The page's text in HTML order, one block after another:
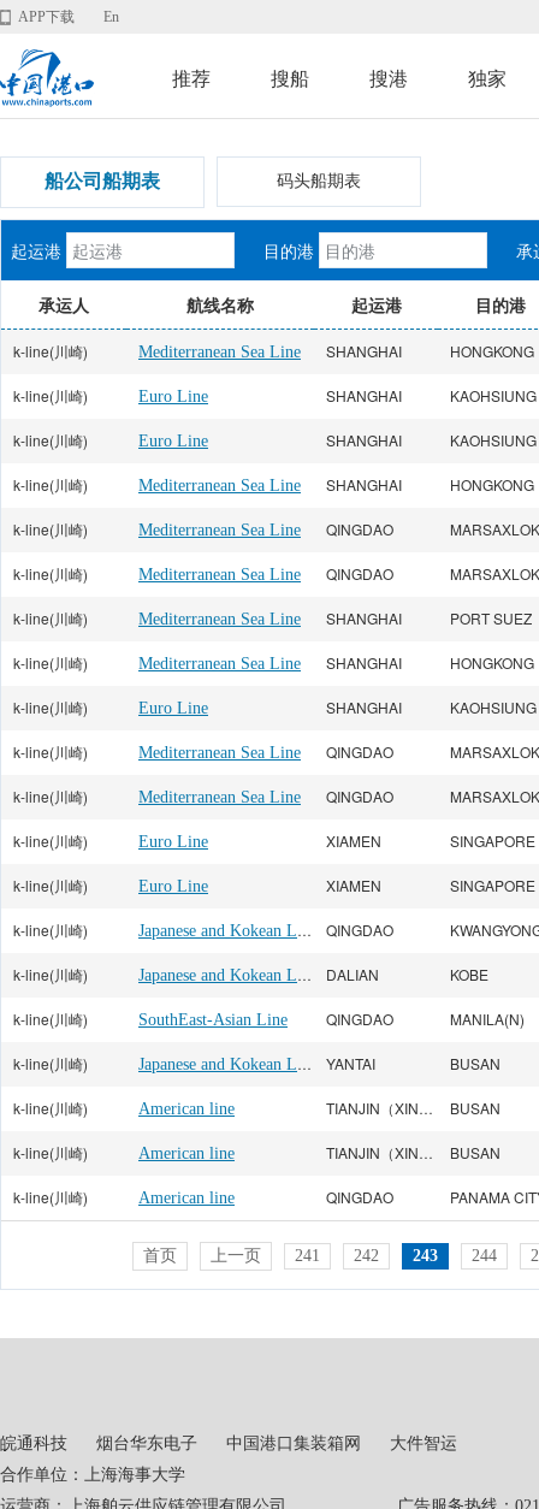
APP下载 En
推荐 搜船 搜港 独家
船公司船期表 码头船期表
起运港 目的港 承
承运人 航线名称 起运港 目的港
k-line(川崎) Mediterranean Sea Line SHANGHAI HONGKONG
k-line(川崎) Euro Line SHANGHAI KAOHSIUNG
k-line(川崎) Euro Line SHANGHAI KAOHSIUNG
k-line(川崎) Mediterranean Sea Line SHANGHAI HONGKONG
k-line(川崎) Mediterranean Sea Line QINGDAO
k-line(川崎) Mediterranean Sea Line QINGDAO
k-line(川崎) Mediterranean Sea Line SHANGHAI PORT SUEZ
k-line(川崎) Mediterranean Sea Line SHANGHAI HONGKONG
k-line(川崎) Euro Line SHANGHAI KAOHSIUNG
k-line(川崎) Mediterranean Sea Line QINGDAO
k-line(川崎) Mediterranean Sea Line QINGDAO
k-line(川崎) Euro Line XIAMEN SINGAPORE
k-line(川崎) Euro Line XIAMEN SINGAPORE
k-line(川崎) Japanese and Kokean Line QINGDAO
k-line(川崎) Japanese and Kokean Line DALIAN KOBE
k-line(川崎) SouthEast-Asian Line QINGDAO MANILA(N)
k-line(川崎) Japanese and Kokean Line YANTAI BUSAN
k-line(川崎) American line TIANJIN（XINGANG） BUSAN
k-line(川崎) American line TIANJIN（XINGANG） BUSAN
k-line(川崎) American line QINGDAO PANAMA
首页 上一页 241 242 243 244
皖通科技 烟台华东电子 中国港口集装箱网
大件智运
合作单位：上海海事大学